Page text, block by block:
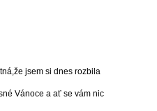
jsem si dnes rozbila
Vánoce a ať se vám nic